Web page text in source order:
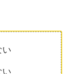
い
い